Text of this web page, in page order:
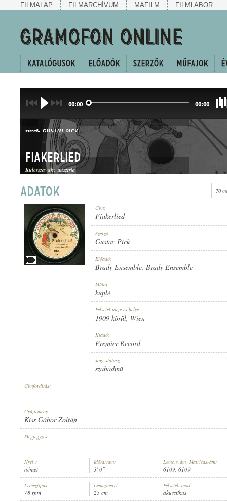
FILMALAP FILMARCHÍVUM MAFILM FILMLABOR
00:00 00:00
SZERZŐ: GUSTAV PICK
KUPLÉ
1909 KÖRÜL
LEMEZSZÁM:
Fiakerlied
Kulcsszavak: ausztria
70
Cím:
Fiakerlied
Szerző:
Gustav Pick
Előadó:
Brady Ensemble, Brady Ensemble
Műfaj:
kuplé
Felvétel ideje és helye:
1909 körül, Wien
Kiadó:
Premier Record
Jogi státusz:
szabadmű
Címfordítás:
-
Gyűjtemény:
Kiss Gábor Zoltán
Megjegyzés:
-
Nyelv:
német
Időtartam:
3' 0"
Lemezszám, Matricaszám:
6109, 6109
Lemeztípus:
78 rpm
Lemezméret:
25 cm
Felvételi mód:
akusztikus